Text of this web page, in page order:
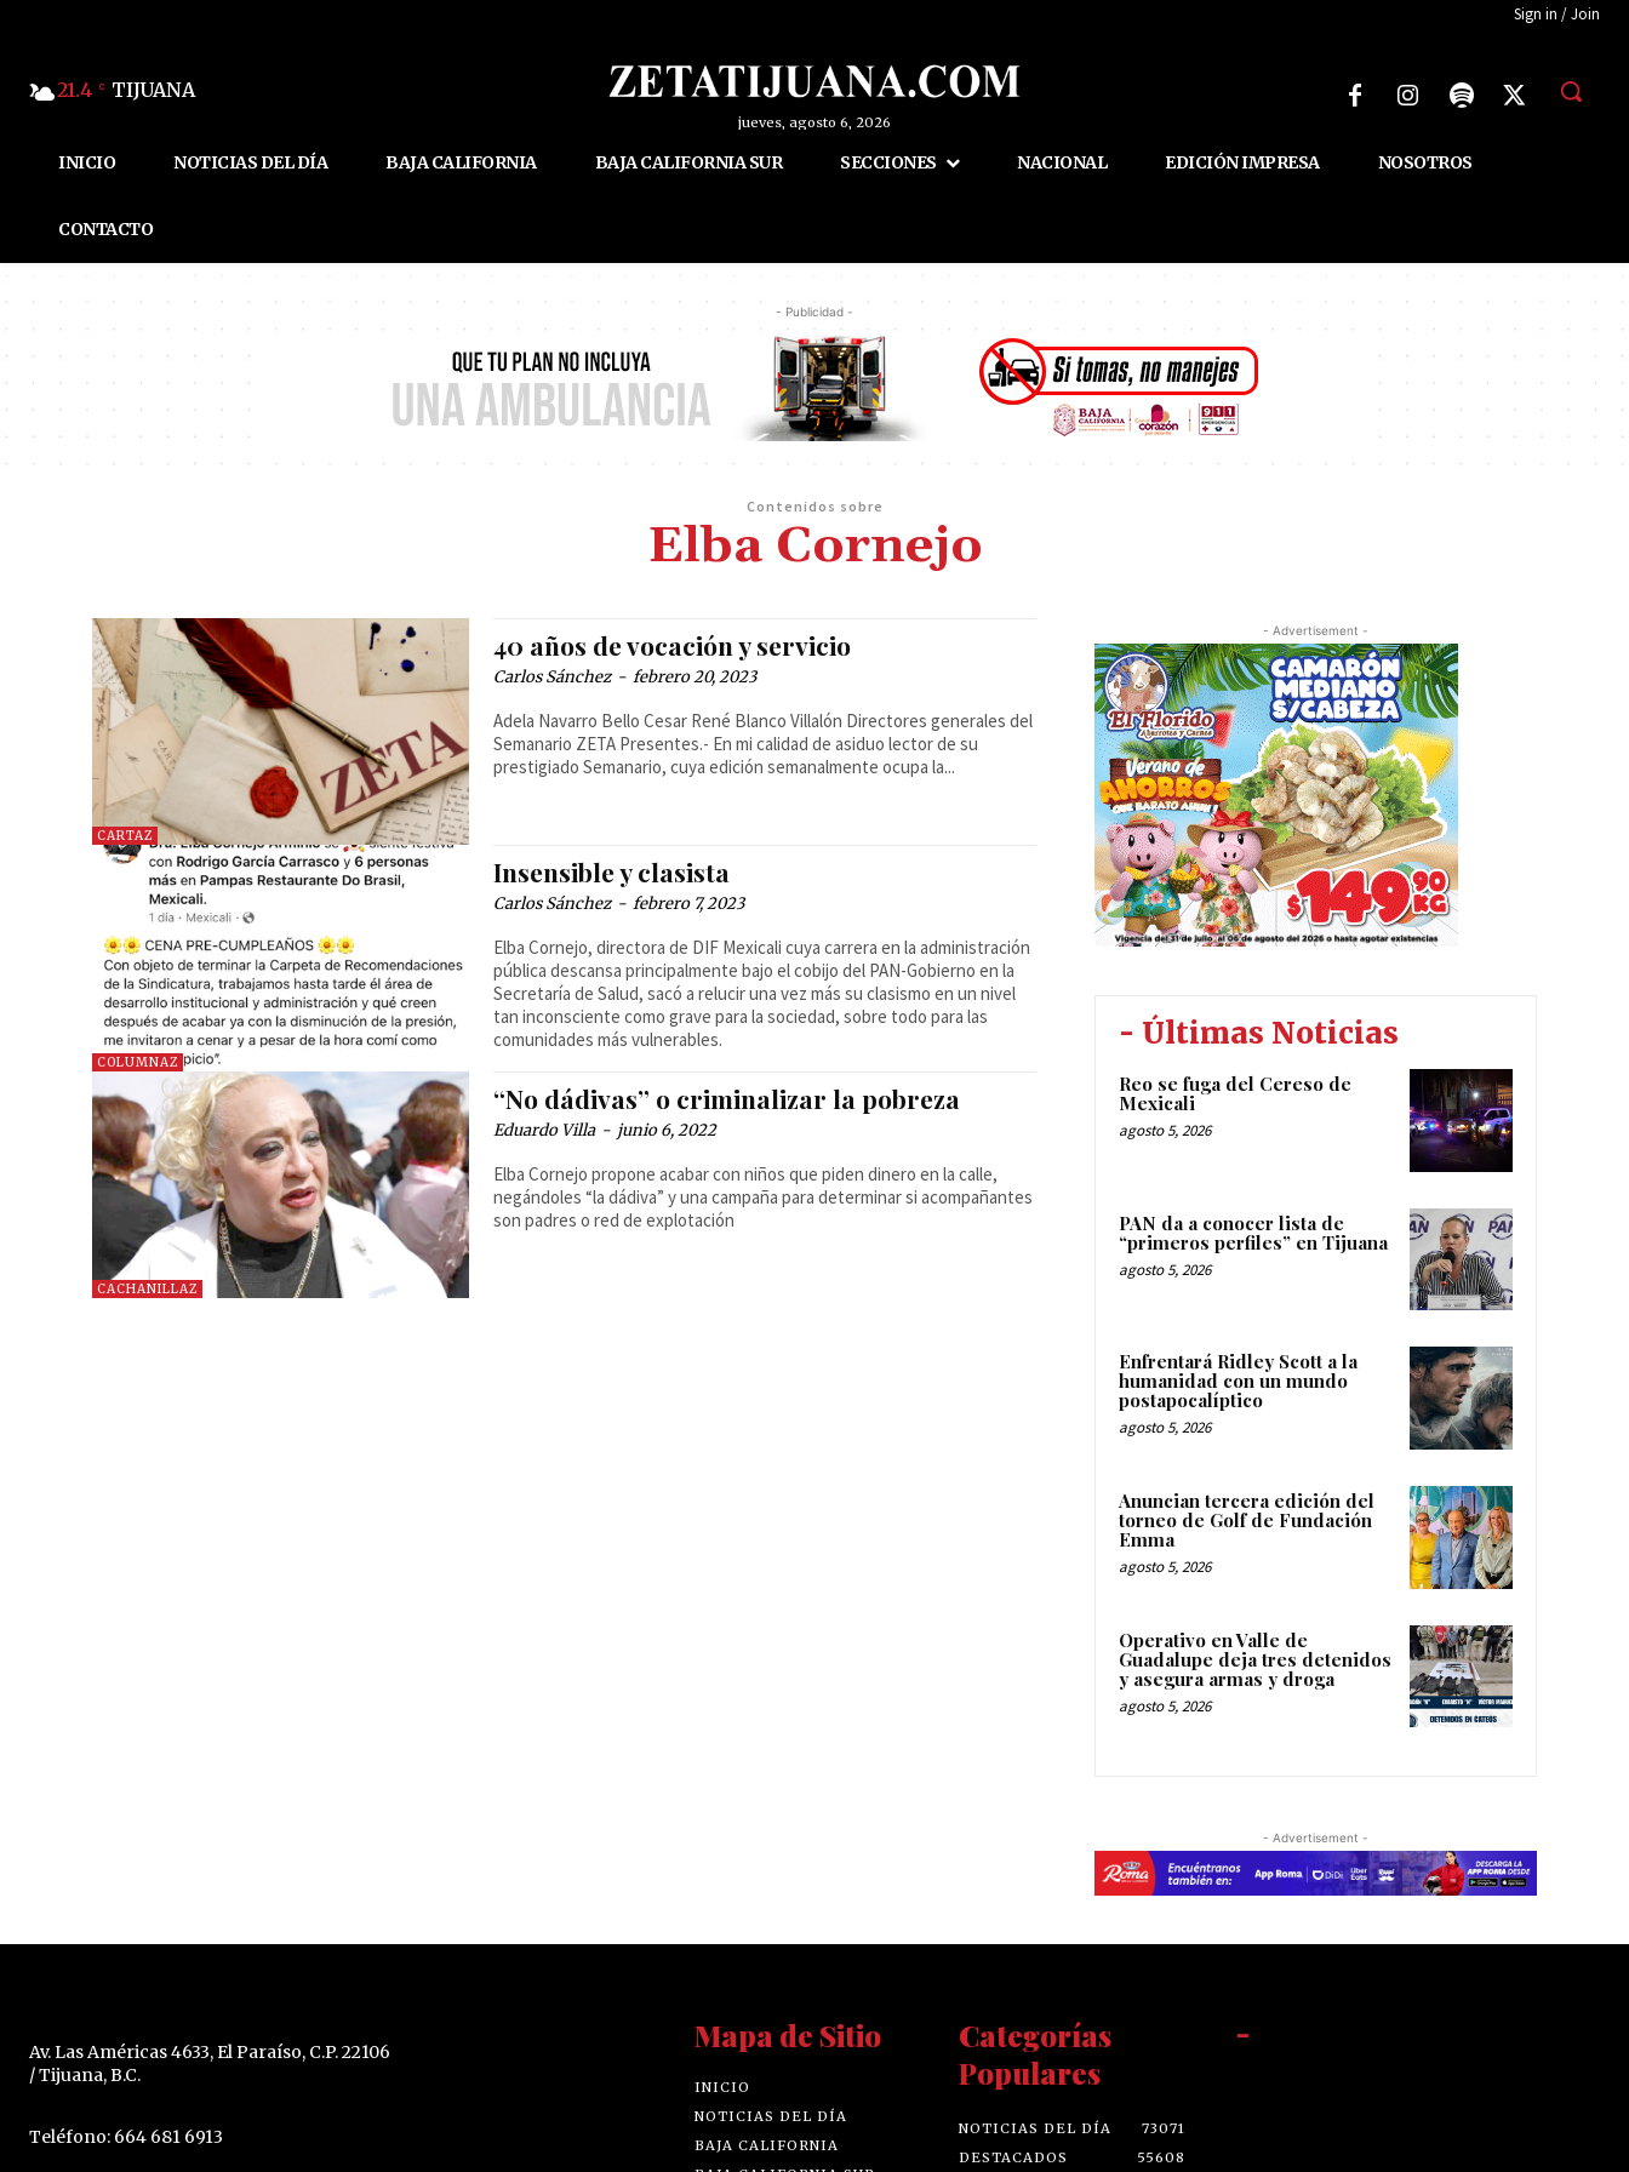
Sign in / Join
21.4 C TIJUANA
jueves, agosto 6, 2026
INICIO NOTICIAS DEL DÍA BAJA CALIFORNIA BAJA CALIFORNIA SUR SECCIONES NACIONAL EDICIÓN IMPRESA NOSOTROS
CONTACTO
- Publicidad -
Contenidos sobre
Elba Cornejo
CARTAZ
40 años de vocación y servicio
Carlos Sánchez - febrero 20, 2023
Adela Navarro Bello Cesar René Blanco Villalón Directores generales del
Semanario ZETA Presentes.- En mi calidad de asiduo lector de su
prestigiado Semanario, cuya edición semanalmente ocupa la...
COLUMNAZ
Insensible y clasista
Carlos Sánchez - febrero 7, 2023
Elba Cornejo, directora de DIF Mexicali cuya carrera en la administración
pública descansa principalmente bajo el cobijo del PAN-Gobierno en la
Secretaría de Salud, sacó a relucir una vez más su clasismo en un nivel
tan inconsciente como grave para la sociedad, sobre todo para las
comunidades más vulnerables.
CACHANILLAZ
“No dádivas” o criminalizar la pobreza
Eduardo Villa - junio 6, 2022
Elba Cornejo propone acabar con niños que piden dinero en la calle,
negándoles “la dádiva” y una campaña para determinar si acompañantes
son padres o red de explotación
- Advertisement -
- Últimas Noticias
Reo se fuga del Cereso de
Mexicali
agosto 5, 2026
PAN da a conocer lista de
“primeros perfiles” en Tijuana
agosto 5, 2026
Enfrentará Ridley Scott a la
humanidad con un mundo
postapocalíptico
agosto 5, 2026
Anuncian tercera edición del
torneo de Golf de Fundación
Emma
agosto 5, 2026
Operativo en Valle de
Guadalupe deja tres detenidos
y asegura armas y droga
agosto 5, 2026
- Advertisement -
Av. Las Américas 4633, El Paraíso, C.P. 22106
/ Tijuana, B.C.
Teléfono: 664 681 6913
Mapa de Sitio
INICIO
NOTICIAS DEL DÍA
BAJA CALIFORNIA
Categorías
Populares
NOTICIAS DEL DÍA
73071
DESTACADOS
55608
-